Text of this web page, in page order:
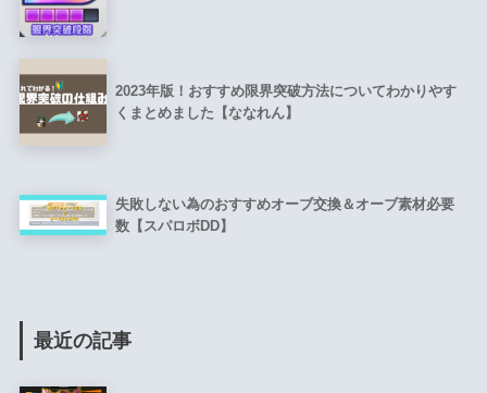
2023年版！おすすめ限界突破方法についてわかりやす
くまとめました【ななれん】
失敗しない為のおすすめオーブ交換＆オーブ素材必要
数【スパロボDD】
最近の記事